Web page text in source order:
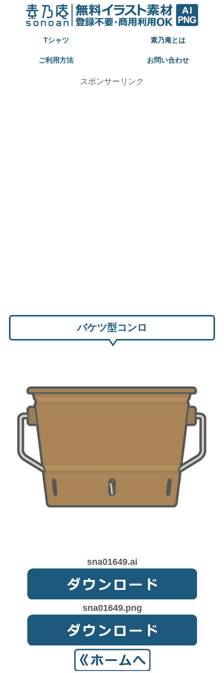
Tシャツ 素乃庵とは
ご利用方法 お問い合わせ
スポンサーリンク
バケツ型コンロ
sna01649.ai
sna01649.png